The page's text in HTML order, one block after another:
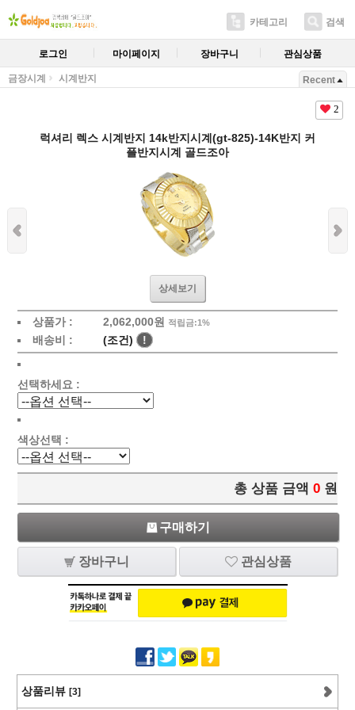
카테고리 검색
로그인 마이페이지 장바구니 관심상품
금장시계 시계반지 Recent
2
럭셔리 렉스 시계반지 14k반지시계(gt-825)-14K반지 커
플반지시계 골드조아
상세보기
상품가 : 2,062,000원 적립금:1%
배송비 : (조건) !
선택하세요 :
색상선택 :
총 상품 금액 0 원
구매하기
장바구니 관심상품
상품리뷰 [3]